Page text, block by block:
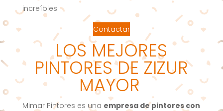
increíbles.
Contactar
LOS MEJORES
PINTORES DE ZIZUR
MAYOR
Mimar Pintores es una empresa de pintores con